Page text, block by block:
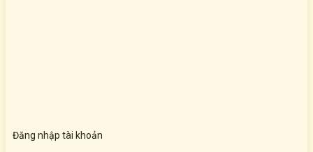
Đăng nhập tài khoản